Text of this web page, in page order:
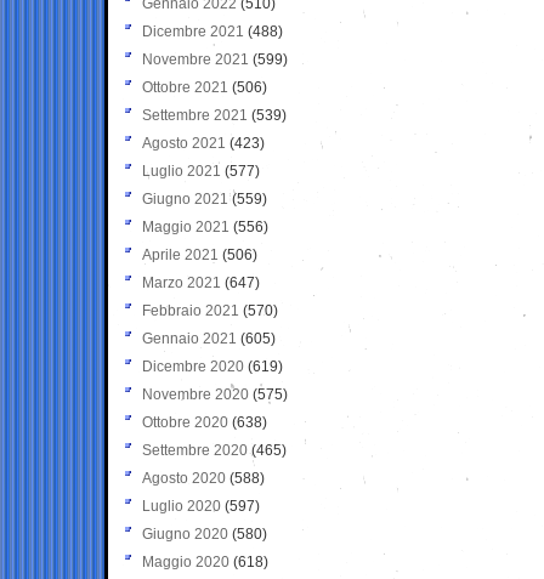
Gennaio 2022 (510)
Dicembre 2021 (488)
Novembre 2021 (599)
Ottobre 2021 (506)
Settembre 2021 (539)
Agosto 2021 (423)
Luglio 2021 (577)
Giugno 2021(559)
Maggio 2021 (556)
Aprile 2021 (506)
Marzo 2021 (647)
Febbraio 2021 (570)
Gennaio 2021 (605)
Dicembre 2020 (619)
Novembre 2020 (575)
Ottobre 2020 (638)
Settembre 2020(465)
Agosto 2020 (588)
Luglio 2020 (597)
Giugno 2020 (580)
Maggio 2020 (618)